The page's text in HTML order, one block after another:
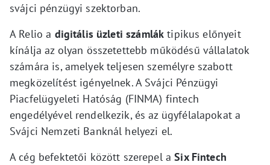
svájci pénzügyi szektorban.
A Relio a digitális üzleti számlák tipikus előnyeit
kínálja az olyan összetettebb működésű vállalatok
számára is, amelyek teljesen személyre szabott
megközelítést igényelnek. A Svájci Pénzügyi
Piacfelügyeleti Hatóság (FINMA) fintech
engedélyével rendelkezik, és az ügyfélalapokat a
Svájci Nemzeti Banknál helyezi el.
A cég befektetői között szerepel aSix Fintech